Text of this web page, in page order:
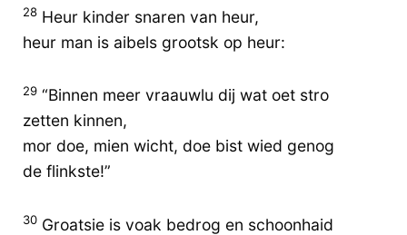
28 Heur kinder snaren van heur,
heur man is aibels grootsk op heur:
29 “Binnen meer vraauwlu dij wat oet stro
zetten kinnen,
mor doe, mien wicht, doe bist wied genog
de flinkste!”
30 Groatsie is voak bedrog en schoonhaid